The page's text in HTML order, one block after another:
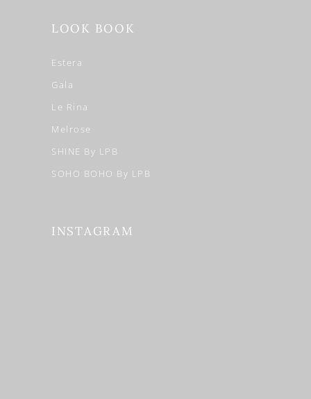
LOOK BOOK
Estera
Gala
Le Rina
Melrose
SHINE By LPB
SOHO BOHO By LPB
INSTAGRAM